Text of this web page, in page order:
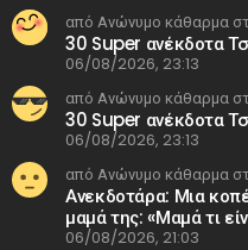
από Ανώνυμο κάθαρμα
30 Super ανέκδοτα
06/08/2026, 23:13
από Ανώνυμο κάθαρμα
30 Super ανέκδοτα
06/08/2026, 23:13
από Ανώνυμο κάθαρμα
Ανεκδοτάρα: Μια
μαμά της: «Μαμά τι
06/08/2026, 21:03